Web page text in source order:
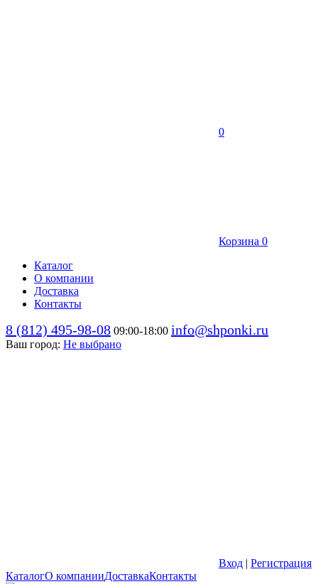
0
Корзина 0
Каталог
О компании
Доставка
Контакты
8 (812) 495-98-08 09:00-18:00 info@shponki.ru
Ваш город: Не выбрано
Вход | Регистрация
КаталогО компанииДоставкаКонтакты